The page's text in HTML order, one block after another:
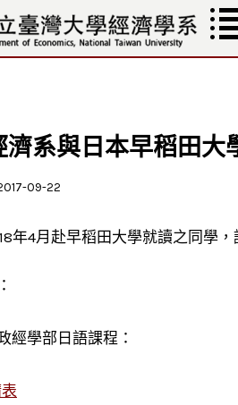
濟系與日本早稻田
09-22
年4月赴早稻田大學就讀之同學，
經學部日語課程：